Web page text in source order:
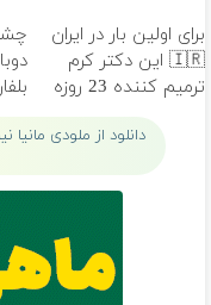
برای اولین بار در ایران
🇮🇷 این دکتر کرم
ترمیم کننده 23 روزه
دانلود از ملودی